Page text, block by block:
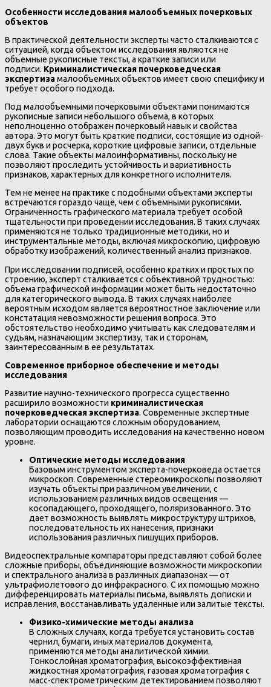
Особенности исследования малообъемных почерковых
объектов
В практической деятельности эксперты часто сталкиваются с
ситуацией, когда объектом исследования являются не
объемные рукописные тексты, а краткие записи или
подписи. Криминалистическая почерковедческая
экспертизамалообъемных объектов имеет свою специфику и
требует особого подхода.
Под малообъемными почерковыми объектами понимаются
рукописные записи небольшого объема, в которых
неполноценно отображен почерковый навык и свойства
автора. Это могут быть краткие подписи, состоящие из одной-
двух букв и росчерка, короткие цифровые записи, отдельные
слова. Такие объекты малоинформативны, поскольку не
позволяют проследить устойчивость и вариативность
признаков, характерных для конкретного исполнителя.
Тем не менее на практике с подобными объектами эксперты
встречаются гораздо чаще, чем с объемными рукописями.
Ограниченность графического материала требует особой
тщательности при проведении исследования. В таких случаях
применяются не только традиционные методики, но и
инструментальные методы, включая микроскопию, цифровую
обработку изображений, количественный анализ признаков.
При исследовании подписей, особенно кратких и простых по
строению, эксперт сталкивается с объективной трудностью:
объема графической информации может быть недостаточно
для категорического вывода. В таких случаях наиболее
вероятным исходом является вероятностное заключение или
констатация невозможности решения вопроса. Это
обстоятельство необходимо учитывать как следователям и
судьям, назначающим экспертизу, так и сторонам,
заинтересованным в ее результатах.
Современное приборное обеспечение и методы
исследования
Развитие научно-технического прогресса существенно
расширило возможности криминалистическая
почерковедческая экспертиза. Современные экспертные
лаборатории оснащаются сложным оборудованием,
позволяющим проводить исследования на качественно новом
уровне.
Оптические методы исследования
Базовым инструментом эксперта-почерковеда остается
микроскоп. Современные стереомикроскопы позволяют
изучать объекты при различном увеличении, с
использованием различных видов освещения —
косопадающего, проходящего, поляризованного. Это
дает возможность выявлять микроструктуру штрихов,
последовательность их нанесения, признаки
использования различных пишущих приборов.
Видеоспектральные компараторы представляют собой более
сложные приборы, объединяющие возможности микроскопии
и спектрального анализа в различных диапазонах — от
ультрафиолетового до инфракрасного. С их помощью можно
дифференцировать материалы письма, выявлять дописки и
исправления, восстанавливать удаленные или залитые тексты.
Физико-химические методы анализа
В сложных случаях, когда требуется установить состав
чернил, бумаги, иных материалов документа,
применяются методы аналитической химии.
Тонкослойная хроматография, высокоэффективная
жидкостная хроматография, газовая хроматография с
масс-спектрометрическим детектированием позволяют